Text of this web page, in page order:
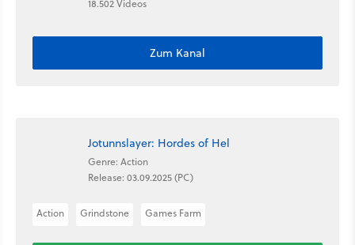
18.502 Videos
Zum Kanal
Jotunnslayer: Hordes of Hel
Genre: Action
Release: 03.09.2025 (PC)
Action Grindstone Games Farm